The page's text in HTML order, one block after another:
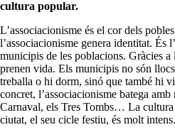
cultura popular.
L’associacionisme és el cor dels
l’associacionisme genera identitat. És
municipis de les poblacions. Gràcies a
prenen vida. Els municipis no són
treballa o hi dorm, sinó que també hi
concret, l’associacionisme batega
Carnaval, els Tres Tombs… La
ciutat, el seu cicle festiu, és molt intens.